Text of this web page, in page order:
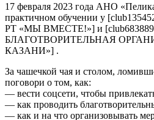
17 февраля 2023 года АНО
практичном обучении у
РТ «МЫ ВМЕСТЕ!»] и
БЛАГОТВОРИТЕЛЬНАЯ
КАЗАНИ»] .
За чашечкой чая и столом,
поговори о том, как:
— вести соцсети, чтобы
— как проводить
— как и на что организовывать